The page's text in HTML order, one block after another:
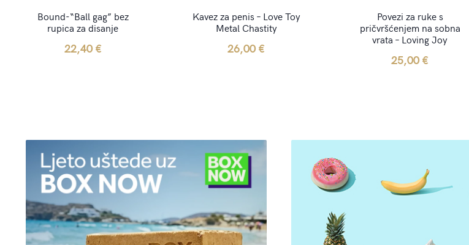
Bound-“Ball gag” bez
rupica za disanje
22,40€
Kavez za penis – Love Toy
Metal Chastity
26,00€
Povezi za ruke s
pričvršćenjem na sobna
vrata – Loving Joy
25,00€